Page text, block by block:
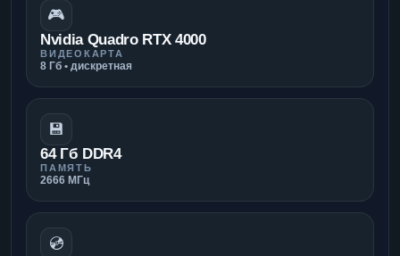
🎮
Nvidia Quadro RTX 4000
ВИДЕОКАРТА
8 Гб • дискретная
💾
64 Гб DDR4
ПАМЯТЬ
2666 МГц
💿